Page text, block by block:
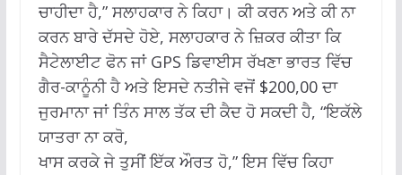
ਚਾਹੀਦਾ ਹੈ,” ਸਲਾਹਕਾਰ ਨੇ ਕਿਹਾ। ਕੀ ਕਰਨ ਅਤੇ ਕੀ ਨਾ
ਕਰਨ ਬਾਰੇ ਦੱਸਦੇ ਹੋਏ, ਸਲਾਹਕਾਰ ਨੇ ਜ਼ਿਕਰ ਕੀਤਾ ਕਿ
ਸੈਟੇਲਾਈਟ ਫੋਨ ਜਾਂ GPS ਡਿਵਾਈਸ ਰੱਖਣਾ ਭਾਰਤ ਵਿੱਚ
ਗੈਰ-ਕਾਨੂੰਨੀ ਹੈ ਅਤੇ ਇਸਦੇ ਨਤੀਜੇ ਵਜੋਂ $200,00 ਦਾ
ਜੁਰਮਾਨਾ ਜਾਂ ਤਿੰਨ ਸਾਲ ਤੱਕ ਦੀ ਕੈਦ ਹੋ ਸਕਦੀ ਹੈ, “ਇਕੱਲੇ
ਯਾਤਰਾ ਨਾ ਕਰੋ,
ਖਾਸ ਕਰਕੇ ਜੇ ਤੁਸੀਂ ਇੱਕ ਔਰਤ ਹੋ,” ਇਸ ਵਿੱਚ ਕਿਹਾ